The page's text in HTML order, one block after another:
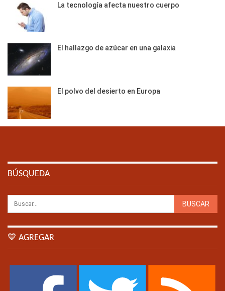
La tecnología afecta nuestro cuerpo
El hallazgo de azúcar en una galaxia
El polvo del desierto en Europa
BÚSQUEDA
💙 AGREGAR